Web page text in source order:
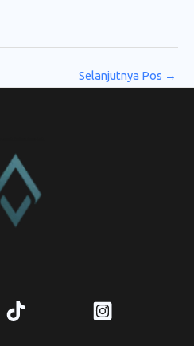
Selanjutnya Pos →